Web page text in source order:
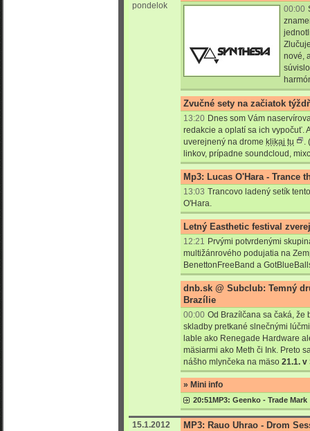
pondelok
00:00
nové,
Zvučné sety na začiatok
13:20 Dnes som Vám
redakcie a oplatí sa ich vypočuť.
uverejnený na drome klikaj tu
.
linkov, prípadne soundcloud,
Mp3: Lucas O'Hara - Trance
13:03 Trancovo ladený setík
O'Hara.
Letný Easthetic festival
12:21 Prvými potvrdenými
multižánrového podujatia na
BenettonFreeBand a
dnb.sk @ Subclub: Temný
Brazílie
00:00 Od Brazílčana sa čaká,
skladby pretkané slnečnými
lable ako Renegade Hardware
mäsiarmi ako Meth či Ink. Preto
nášho mlynčeka na mäso 21.1. v
» Mini info
20:51MP3: Geenko - Trade Mark
15.1.2012
MP3: Rauo Uhrao - Drom